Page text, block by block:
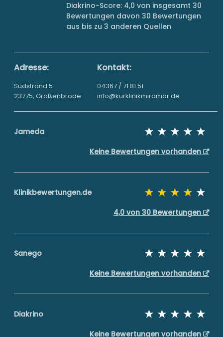
Diakrino-Score: 4,0 von insgesamt 30
Bewertungen davon 30 Bewertungen
aus bis zu 3 anderen Quellen
Adresse:
Südstrand 5
23775, Großenbrode
Kontakt:
04367 / 71 81 51
info@kurklinikmiramar.de
Jameda
Keine Bewertungen vorhanden
Klinikbewertungen.de
4,0 von 30 Bewertungen
Sanego
Keine Bewertungen vorhanden
Diakrino
Keine Bewertungen vorhanden